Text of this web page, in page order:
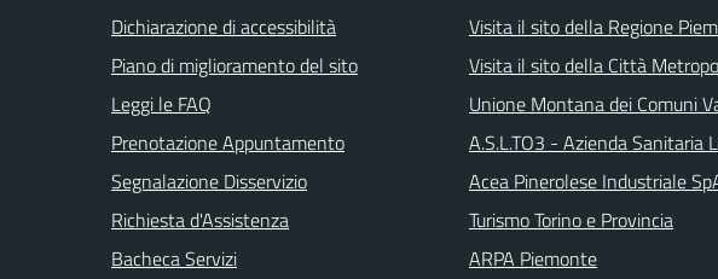
Dichiarazione di accessibilità
Piano di miglioramento del sito
Leggi le FAQ
Prenotazione Appuntamento
Segnalazione Disservizio
Richiesta d'Assistenza
Bacheca Servizi
Visita il sito della Regione
Visita il sito della Città
Unione Montana dei Comuni
A.S.L.TO3 - Azienda Sanitaria
Acea Pinerolese Industriale
Turismo Torino e Provincia
ARPA Piemonte